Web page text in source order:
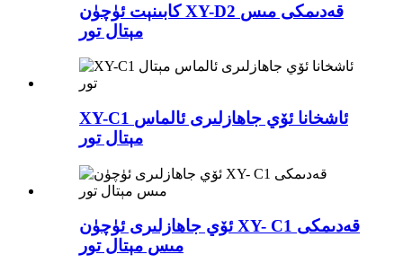
كابىنېت ئۈچۈن XY-D2 قەدىمكى مىس
مېتال تور
XY-C1 ئاشخانا ئۆي جاھازلىرى ئالماس
مېتال تور
ئۆي جاھازلىرى ئۈچۈن XY- C1 قەدىمكى
مىس مېتال تور